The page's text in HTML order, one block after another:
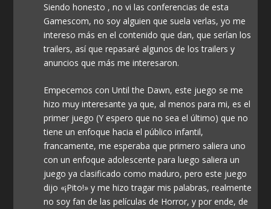
Siendo honesto , no vi las conferencias de esta
Gamescom, no soy alguien que suela verlas, yo me
intereso más en el contenido que dan, que serían los
trailers, así que repasaré algunos de los trailers y
anuncios que más me interesaron.
Empecemos con Until the Dawn, este juego se me
hizo muy interesante ya que, al menos para mi, es el
primer juego (Y espero que no sea el último) que no
tiene un enfoque hacia el público infantil,
francamente, me esperaba que primero saliera uno
con un enfoque adolescente para luego saliera un
juego ya clasificado como maduro, pero este juego
dijo «¡Pito!» y me hizo tragar mis palabras, realmente
no soy fan de las películas de Horror, y por ende, de